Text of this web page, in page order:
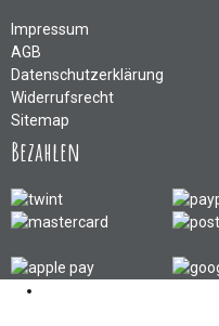
Impressum
AGB
Datenschutzerklärung
Widerrufsrecht
Sitemap
Bezahlen